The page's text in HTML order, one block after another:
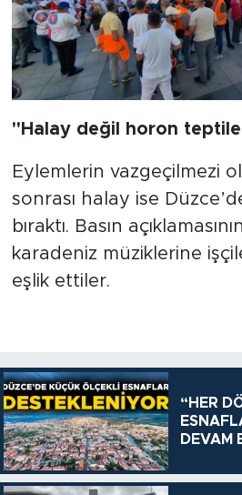
''Halay değil horon
Eylemlerin vazgeçilmezi
sonrası halay ise
bıraktı. Basın
karadeniz müziklerine
eşlik ettiler.
“HER
DEVAM